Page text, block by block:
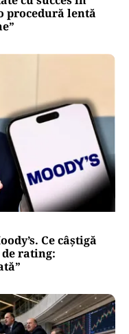
procedură lentă
Ce câștigă
rating: